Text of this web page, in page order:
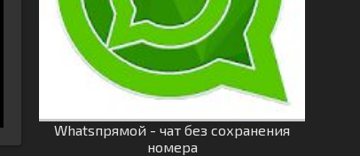
Whatsпрямой - чат без сохранения
номера